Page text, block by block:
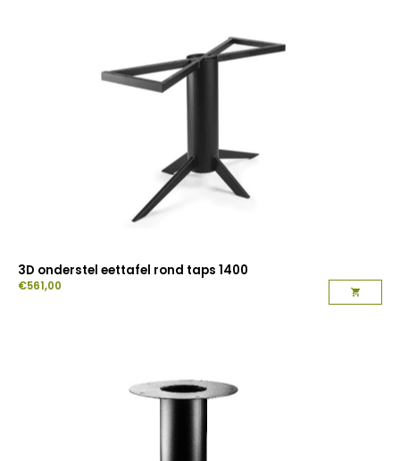
3D onderstel eettafel rond taps 1400
€561,00